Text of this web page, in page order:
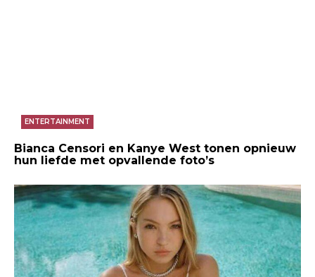
ENTERTAINMENT
Bianca Censori en Kanye West tonen opnieuw
hun liefde met opvallende foto’s